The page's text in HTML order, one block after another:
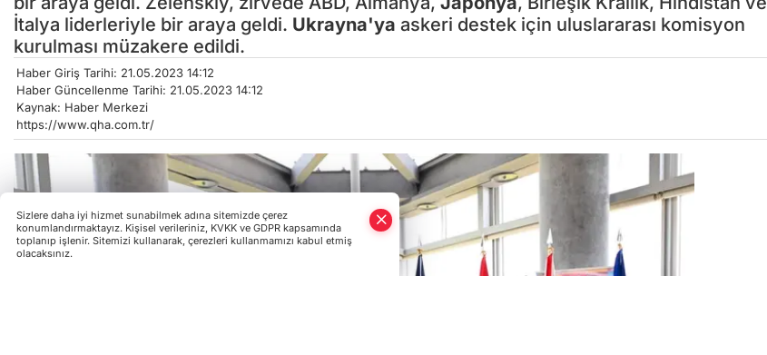
İtalya liderleriyle bir araya geldi. Ukrayna'ya askeri destek için uluslararası komisyon
kurulması müzakere edildi.
Haber Giriş Tarihi: 21.05.2023 14:12
Haber Güncellenme Tarihi: 21.05.2023 14:12
Kaynak: Haber Merkezi
https://www.qha.com.tr/
Sizlere daha iyi hizmet sunabilmek adına sitemizde çerez
konumlandırmaktayız. Kişisel verileriniz, KVKK ve GDPR kapsamında
toplanıp işlenir. Sitemizi kullanarak, çerezleri kullanmamızı kabul etmiş
olacaksınız.